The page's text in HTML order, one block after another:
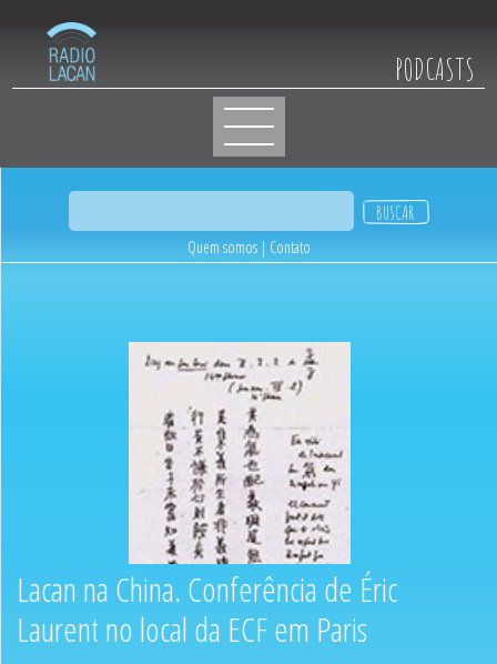
PODCASTS
Quem somos | Contato
Lacan na China. Conferência de Éric
Laurent no local da ECF em Paris